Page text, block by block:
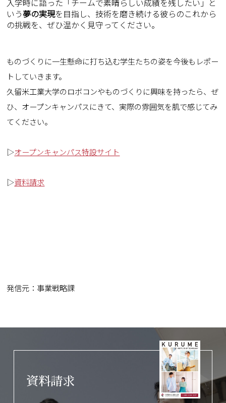
入学時に語った「チームで素晴らしい成績を残したい」と
いう夢の実現を目指し、技術を磨き続ける彼らのこれから
の挑戦を、ぜひ温かく見守ってください。
ものづくりに一生懸命に打ち込む学生たちの姿を今後もレポー
トしていきます。
久留米工業大学のロボコンやものづくりに興味を持ったら、ぜ
ひ、オープンキャンパスにきて、実際の雰囲気を肌で感じてみ
てください。
▷オープンキャンパス特設サイト
▷資料請求
発信元：事業戦略課
資料請求